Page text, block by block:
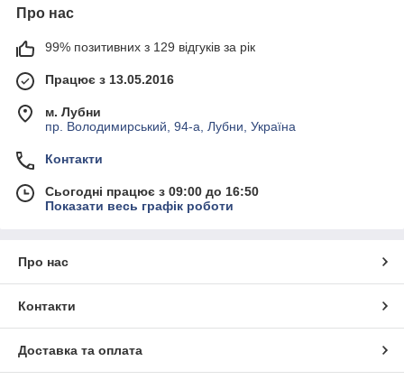
Про нас
99% позитивних з 129 відгуків за рік
Працює з 13.05.2016
м. Лубни
пр. Володимирський, 94-а, Лубни, Україна
Контакти
Сьогодні працює з 09:00 до 16:50
Показати весь графік роботи
Про нас
Контакти
Доставка та оплата